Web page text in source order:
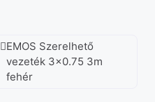
EMOS Szerelhető
vezeték 3×0.75 3m
fehér